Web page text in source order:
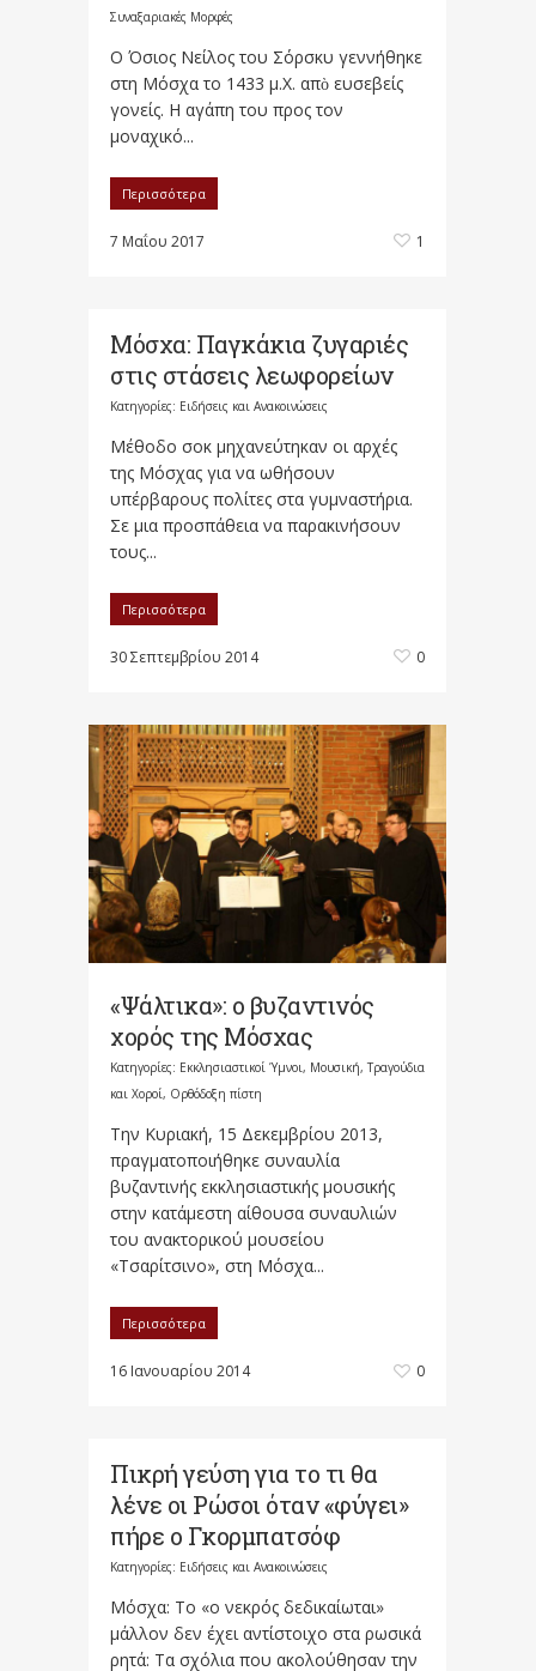
Συναξαριακές Μορφές
Ο Όσιος Νείλος του Σόρσκυ γεννήθηκε
στη Μόσχα το 1433 μ.Χ. απὸ ευσεβείς
γονείς. Η αγάπη του προς τον
μοναχικό...
Περισσότερα
7 Μαΐου 2017 1
Μόσχα: Παγκάκια ζυγαριές
στις στάσεις λεωφορείων
Κατηγορίες: Ειδήσεις και Ανακοινώσεις
Μέθοδο σοκ μηχανεύτηκαν οι αρχές
της Μόσχας για να ωθήσουν
υπέρβαρους πολίτες στα γυμναστήρια.
Σε μια προσπάθεια να παρακινήσουν
τους...
Περισσότερα
30 Σεπτεμβρίου 2014 0
«Ψάλτικα»: ο βυζαντινός
χορός της Μόσχας
Κατηγορίες: Εκκλησιαστικοί Ύμνοι, Μουσική, Τραγούδια
και Χοροί, Ορθόδοξη πίστη
Την Κυριακή, 15 Δεκεμβρίου 2013,
πραγματοποιήθηκε συναυλία
βυζαντινής εκκλησιαστικής μουσικής
στην κατάμεστη αίθουσα συναυλιών
του ανακτορικού μουσείου
«Τσαρίτσινο», στη Μόσχα...
Περισσότερα
16 Ιανουαρίου 2014 0
Πικρή γεύση για το τι θα
λένε οι Ρώσοι όταν «φύγει»
πήρε ο Γκορμπατσόφ
Κατηγορίες: Ειδήσεις και Ανακοινώσεις
Μόσχα: Το «ο νεκρός δεδικαίωται»
μάλλον δεν έχει αντίστοιχο στα ρωσικά
ρητά: Τα σχόλια που ακολούθησαν την